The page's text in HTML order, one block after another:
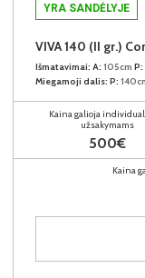
YRA SANDĖLYJE
VIVA 140 (II gr.)
Išmatavimai: A: 105cm P:
Miegamoji dalis: P:
Kaina galioja
užsakymams
500€
Kaina